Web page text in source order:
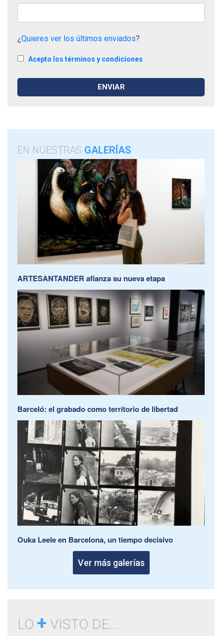
¿Quieres ver los últimos enviados?
Acepto los términos y condiciones
EN NUESTRAS GALERÍAS
ARTESANTANDER afianza su nueva etapa
Barceló: el grabado como territorio de libertad
Ouka Leele en Barcelona, un tiempo decisivo
Ver más galerías
LO + VISTO DE...